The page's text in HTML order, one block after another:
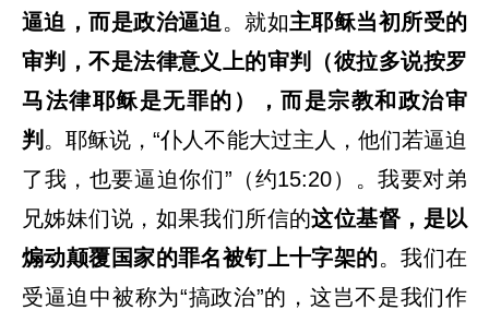
逼迫，而是政治逼迫 。就如主耶稣当初所受的
审判，不是法律意义上的审判（彼拉多说按罗
马法律耶稣是无罪的），而是宗教和政治审
判 。耶稣说，“仆人不能大过主人，他们若逼迫
了我，也要逼迫你们”（约15:20）。我要对弟
兄姊妹们说，如果我们所信的这位基督，是以
煽动颠覆国家的罪名被钉上十字架的。我们在
受逼迫中被称为“搞政治”的，这岂不是我们作